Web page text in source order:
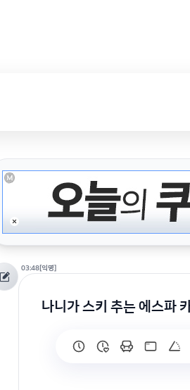
03:48[익명]
나니가 스키 추는 에스파